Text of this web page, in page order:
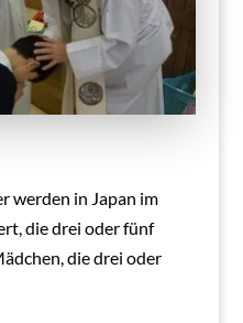
werden in Japan im
die drei oder fünf
die drei oder